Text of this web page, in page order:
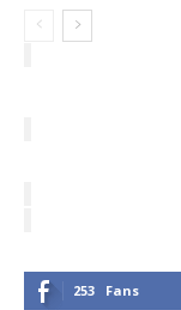
253 Fans